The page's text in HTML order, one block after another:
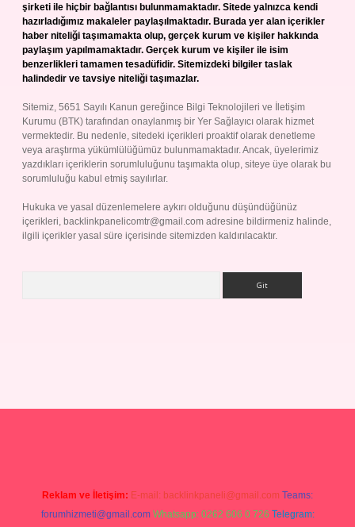
şirketi ile hiçbir bağlantısı bulunmamaktadır. Sitede yalnızca kendi
hazırladığımız makaleler paylaşılmaktadır. Burada yer alan içerikler
haber niteliği taşımamakta olup, gerçek kurum ve kişiler hakkında
paylaşım yapılmamaktadır. Gerçek kurum ve kişiler ile isim
benzerlikleri tamamen tesadüfidir. Sitemizdeki bilgiler taslak
halindedir ve tavsiye niteliği taşımazlar.
Sitemiz, 5651 Sayılı Kanun gereğince Bilgi Teknolojileri ve İletişim
Kurumu (BTK) tarafından onaylanmış bir Yer Sağlayıcı olarak hizmet
vermektedir. Bu nedenle, sitedeki içerikleri proaktif olarak denetleme
veya araştırma yükümlülüğümüz bulunmamaktadır. Ancak, üyelerimiz
yazdıkları içeriklerin sorumluluğunu taşımakta olup, siteye üye olarak bu
sorumluluğu kabul etmiş sayılırlar.
Hukuka ve yasal düzenlemelere aykırı olduğunu düşündüğünüz
içerikleri, backlinkpanelicomtr@gmail.com adresine bildirmeniz halinde,
ilgili içerikler yasal süre içerisinde sitemizden kaldırılacaktır.
Reklam ve İletişim: E-mail: backlinkpaneli@gmail.com Teams:
forumhizmeti@gmail.com Whatsapp: 0262 606 0 726 Telegram: